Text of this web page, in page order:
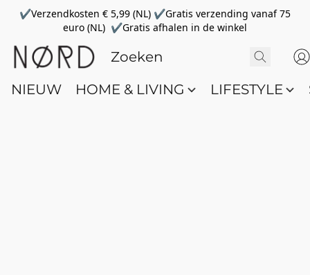
✔Verzendkosten € 5,99 (NL) ✔Gratis verzending vanaf 75
euro (NL) ✔Gratis afhalen in de winkel
NIEUW HOME & LIVING LIFESTYLE